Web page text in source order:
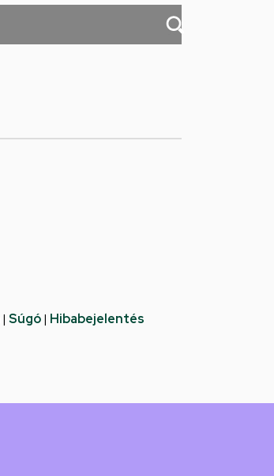
| Súgó| Hibabejelentés